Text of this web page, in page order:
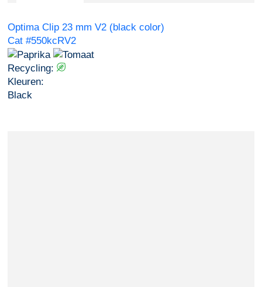
Optima Clip 23 mm V2 (black color)
Cat #550kcRV2
Recycling:
Kleuren:
Black